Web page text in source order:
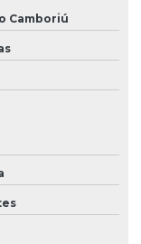
Camboriú